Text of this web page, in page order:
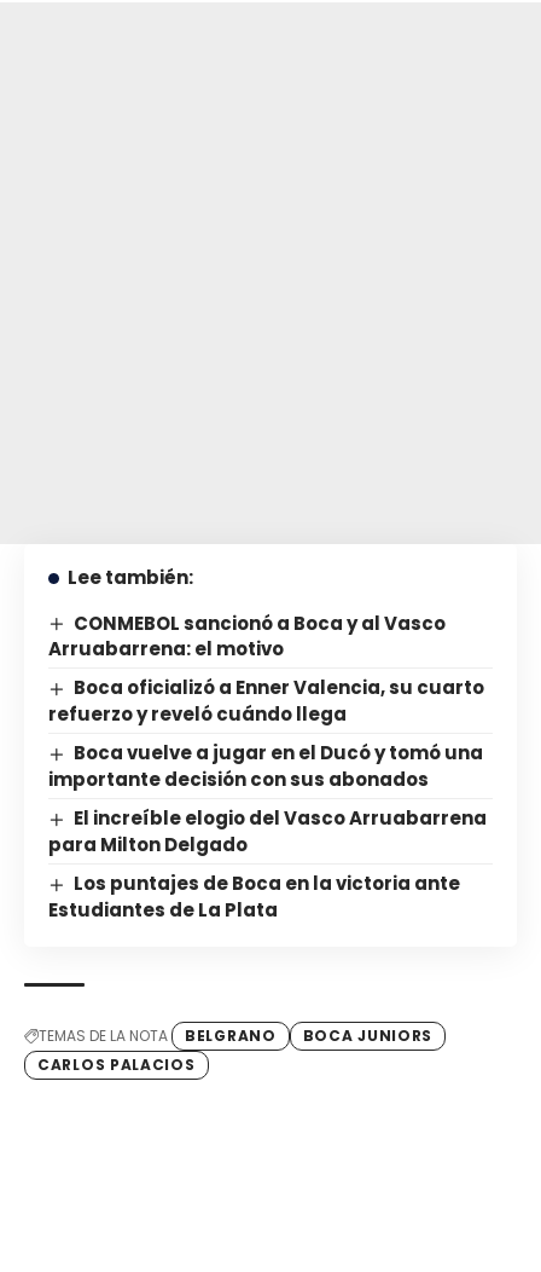
Lee también:
CONMEBOL sancionó a Boca y al Vasco
Arruabarrena: el motivo
Boca oficializó a Enner Valencia, su cuarto
refuerzo y reveló cuándo llega
Boca vuelve a jugar en el Ducó y tomó una
importante decisión con sus abonados
El increíble elogio del Vasco Arruabarrena
para Milton Delgado
Los puntajes de Boca en la victoria ante
Estudiantes de La Plata
TEMAS DE LA NOTA BELGRANO
BOCA JUNIORS
CARLOS PALACIOS